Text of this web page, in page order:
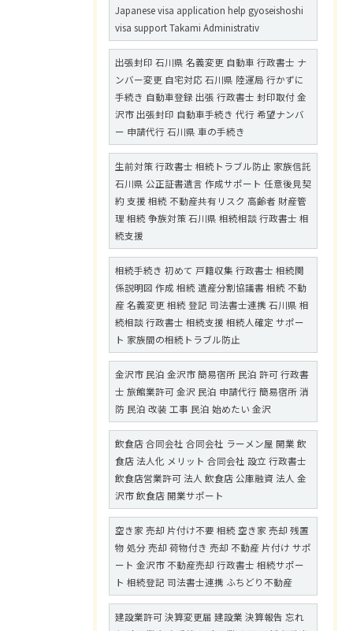
Japanese visa application help gyoseishoshi
visa support Takami Administrativ
出張封印 石川県 名義変更 自動車 行政書士 ナ
ンバー変更 自宅対応 石川県 陸運局 行かずに
手続き 自動車登録 出張 行政書士 封印取付 金
沢市 出張封印 自動車手続き 代行 希望ナンバ
ー 申請代行 石川県 車の手続き
生前対策 行政書士 相続トラブル防止 家族信託
石川県 公正証書遺言 作成サポート 任意後見契
約 支援 相続 不動産共有リスク 高齢者 財産管
理 相続 争族対策 石川県 相続相談 行政書士 相
続支援
相続手続き 初めて 戸籍収集 行政書士 相続関
係説明図 作成 相続 遺産分割協議書 相続 不動
産 名義変更 相続 登記 司法書士連携 石川県 相
続相談 行政書士 相続支援 相続人確定 サポー
ト 家族間の相続トラブル防止
金沢市 民泊 金沢市 簡易宿所 民泊 許可 行政書
士 旅館業許可 金沢 民泊 申請代行 簡易宿所 消
防 民泊 改装 工事 民泊 始めたい 金沢
飲食店 合同会社 合同会社 ラーメン屋 開業 飲
食店 法人化 メリット 合同会社 設立 行政書士
飲食店営業許可 法人 飲食店 公庫融資 法人 金
沢市 飲食店 開業サポート
空き家 売却 片付け不要 相続 空き家 売却 残置
物 処分 売却 荷物付き 売却 不動産 片付け サポ
ート 金沢市 不動産売却 行政書士 相続サポー
ト 相続登記 司法書士連携 ふちどり不動産
建設業許可 決算変更届 建設業 決算報告 忘れ